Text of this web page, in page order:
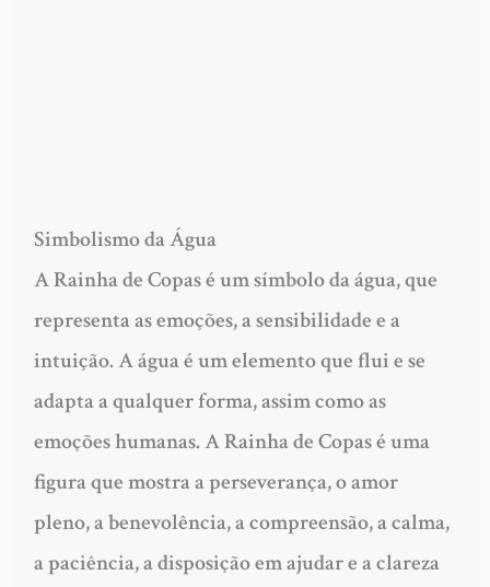
Simbolismo da Água
A Rainha de Copas é um símbolo da água, que
representa as emoções, a sensibilidade e a
intuição. A água é um elemento que flui e se
adapta a qualquer forma, assim como as
emoções humanas. A Rainha de Copas é uma
figura que mostra a perseverança, o amor
pleno, a benevolência, a compreensão, a calma,
a paciência, a disposição em ajudar e a clareza